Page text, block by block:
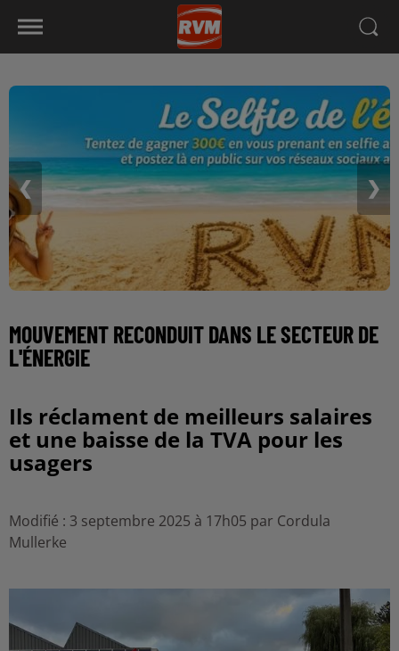
❮ ❯
MOUVEMENT RECONDUIT DANS LE SECTEUR DE
L'ÉNERGIE
Ils réclament de meilleurs salaires
et une baisse de la TVA pour les
usagers
Modifié : 3 septembre 2025 à 17h05 par Cordula
Mullerke